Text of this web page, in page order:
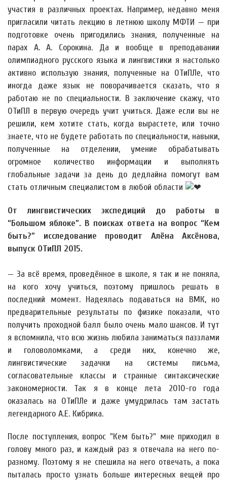
участия в различных проектах. Например, недавно меня
пригласили читать лекцию в летнюю школу МФТИ — при
подготовке очень пригодились знания, полученные на
парах А. А. Сорокина. Да и вообще в преподавании
олимпиадного русского языка и лингвистики я настолько
активно использую знания, полученные на ОТиПЛе, что
иногда даже язык не поворачивается сказать, что я
работаю не по специальности. В заключение скажу, что
ОТиПЛ в первую очередь учит учиться. Даже если вы не
решили, кем хотите стать, когда вырастете, или точно
знаете, что не будете работать по специальности, навыки,
полученные на отделении, умение обрабатывать
огромное количество информации и выполнять
глобальные задачи за день до дедлайна помогут вам
стать отличным специалистом в любой области
От лингвистических экспедиций до работы в
“Большом яблоке”. В поисках ответа на вопрос “Кем
быть?” исследование проводит Алёна Аксёнова,
выпуск ОТиПЛ 2015.
— За всё время, проведённое в школе, я так и не поняла,
на кого хочу учиться, поэтому пришлось решать в
последний момент. Надеялась подаваться на ВМК, но
предварительные результаты по физике показали, что
получить проходной балл было очень мало шансов. И тут
я вспомнила, что всю жизнь любила заниматься паззлами
и головоломками, а среди них, конечно же,
лингвистические задачки на системы письма,
согласовательные классы и странные синтаксические
закономерности. Так я в конце лета 2010-го года
оказалась на ОТиПЛе и даже умудрилась там застать
легендарного А.Е. Кибрика.
После поступления, вопрос "Кем быть?" мне приходил в
голову много раз, и каждый раз я отвечала на него по-
разному. Поэтому я не спешила на него отвечать, а пока
пыталась просто узнать больше интересных вещей про